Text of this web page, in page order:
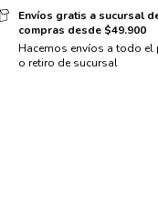
Envíos gratis a sucursal
compras desde $49.900
Hacemos envíos a todo
o retiro de sucursal